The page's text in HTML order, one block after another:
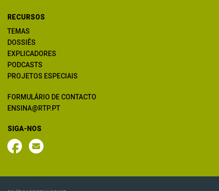
RECURSOS
TEMAS
DOSSIÊS
EXPLICADORES
PODCASTS
PROJETOS ESPECIAIS
FORMULÁRIO DE CONTACTO
ENSINA@RTP.PT
SIGA-NOS